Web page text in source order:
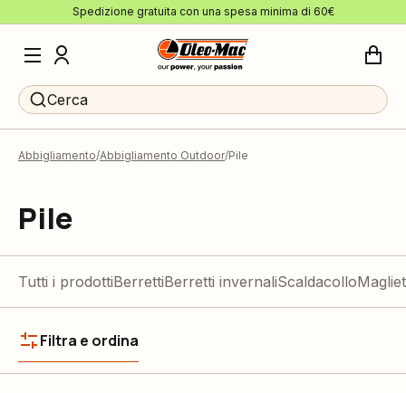
Spedizione gratuita con una spesa minima di 60€
Cerca
Abbigliamento Abbigliamento Outdoor Pile
Pile
Tutti i prodottiBerrettiBerretti invernaliScaldacollo
Filtra e ordina